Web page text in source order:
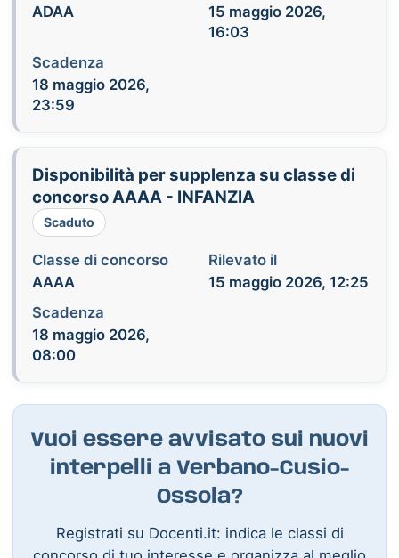
ADAA
15 maggio 2026,
16:03
Scadenza
18 maggio 2026,
23:59
Disponibilità per supplenza su classe di
concorso AAAA - INFANZIA
Scaduto
Classe di concorso
AAAA
Rilevato il
15 maggio 2026, 12:25
Scadenza
18 maggio 2026,
08:00
Vuoi essere avvisato sui nuovi
interpelli a Verbano-Cusio-
Ossola?
Registrati su Docenti.it: indica le classi di